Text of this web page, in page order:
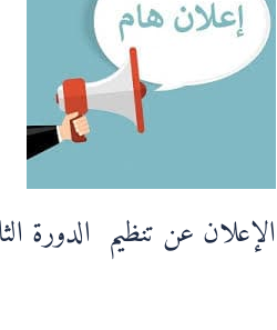
الإعلان عن تنظيم الدورة
تنظيم
الدورة
الثانية
الجامعية
الوطنية